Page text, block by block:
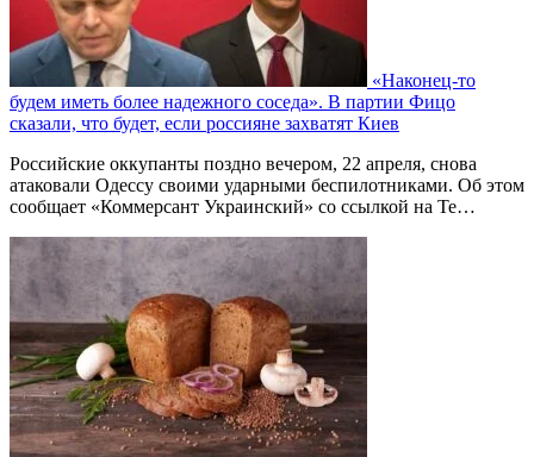
«Наконец-то
будем иметь более надежного соседа». В партии Фицо
сказали, что будет, если россияне захватят Киев
Российские оккупанты поздно вечером, 22 апреля, снова
атаковали Одессу своими ударными беспилотниками. Об этом
сообщает «Коммерсант Украинский» со ссылкой на Te…